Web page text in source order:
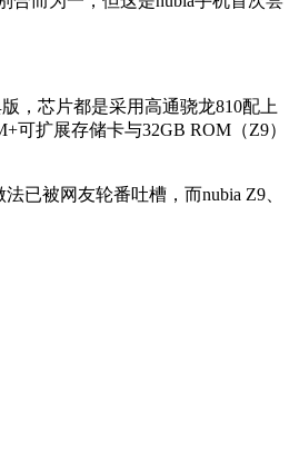
，芯片都是采用高通骁龙810配上
可扩展存储卡与32GB ROM（Z9）
被网友轮番吐槽，而nubia Z9、